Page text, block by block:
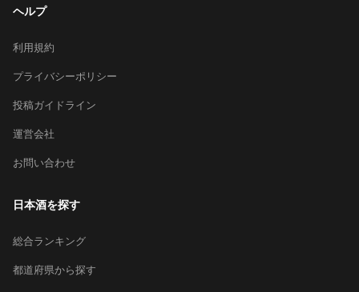
ヘルプ
利用規約
プライバシーポリシー
投稿ガイドライン
運営会社
お問い合わせ
日本酒を探す
総合ランキング
都道府県から探す